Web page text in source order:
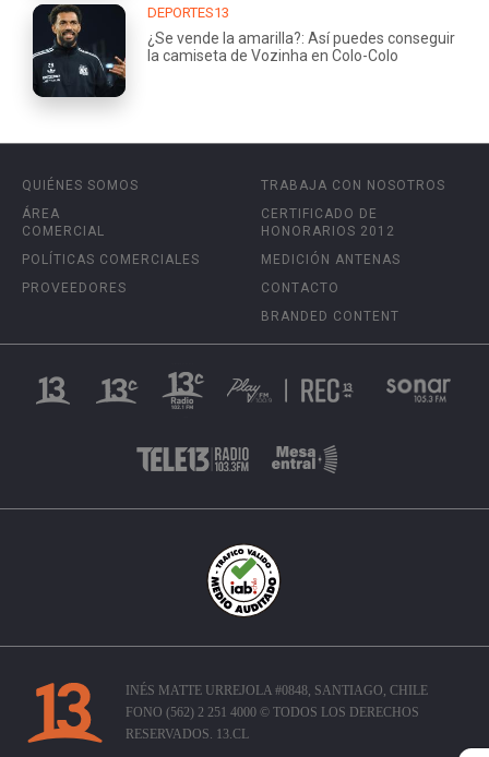
DEPORTES13
¿Se vende la amarilla?: Así puedes conseguir
la camiseta de Vozinha en Colo-Colo
QUIÉNES SOMOS
ÁREA
COMERCIAL
POLÍTICAS COMERCIALES
PROVEEDORES
TRABAJA CON NOSOTROS
CERTIFICADO DE
HONORARIOS 2012
MEDICIÓN ANTENAS
CONTACTO
BRANDED CONTENT
INÉS MATTE URREJOLA #0848, SANTIAGO, CHILE
FONO (562) 2 251 4000 © TODOS LOS DERECHOS
RESERVADOS. 13.CL